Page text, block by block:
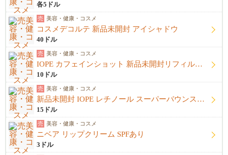
各5ドル
売 美容・健康・コスメ
コスメデコルテ 新品未開封 アイシャドウ
40ドル
売 美容・健康・コスメ
IOPE カフェインショット 新品未開封リフィル＋開封済み本体
10ドル
売 美容・健康・コスメ
新品未開封 IOPE レチノール スーパーバウンスセラム1%
15ドル
売 美容・健康・コスメ
ニベア リップクリーム SPFあり
3ドル